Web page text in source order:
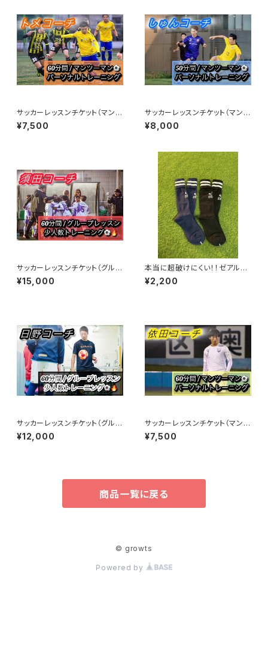
サッカーレッスンチケット（マンツ
ーマン）60分 トメコーチ担当*
海外元プロサッカー選手
¥7,500
サッカーレッスンチケット（マンツ
ーマン）50分 しゅんコーチ担
当
¥8,000
サッカーレッスンチケット（グルー
プレッスン）60分 須田コーチ
担当
¥15,000
本当に超破けにくい！！ゼアルソ
ックス
¥2,200
サッカーレッスンチケット（グルー
プレッスン）60分 日野コーチ
担当*海外元プロサッカー選手
¥12,000
サッカーレッスンチケット（マンツ
ーマン）60分 依田コーチ担当
¥7,500
商品一覧に戻る
© growts
Powered by